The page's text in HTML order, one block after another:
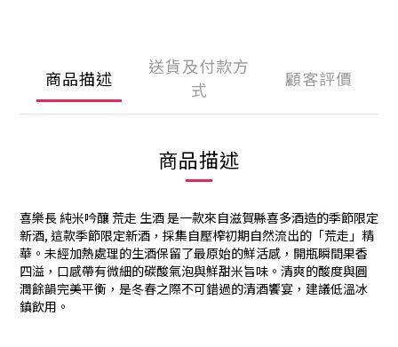
商品描述
送貨及付款方
式
顧客評價
商品描述
喜樂長 純米吟釀 荒走 生酒是一款來自滋賀縣喜多酒造的季節限定
新酒, 這款季節限定新酒，採集自壓榨初期自然流出的「荒走」精
華。未經加熱處理的生酒保留了最原始的鮮活感，開瓶瞬間果香
四溢，口感帶有微細的碳酸氣泡與鮮甜米旨味。清爽的酸度與圓
潤餘韻完美平衡，是冬春之際不可錯過的清酒饗宴，建議低溫冰
鎮飲用。